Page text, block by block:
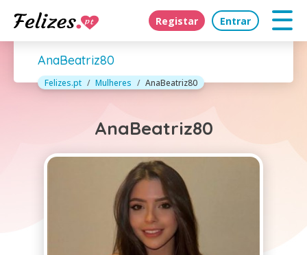
Registar Entrar
AnaBeatriz80
Felizes.pt Mulheres AnaBeatriz80
AnaBeatriz80